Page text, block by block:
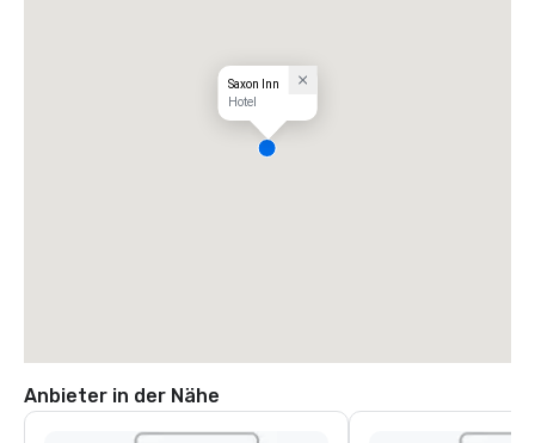
Saxon Inn
Hotel
Anbieter in der Nähe